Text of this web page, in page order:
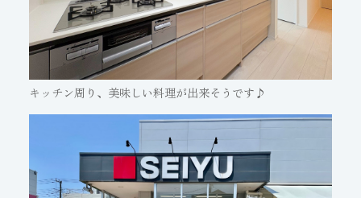
キッチン周り、美味しい料理が出来そうです♪